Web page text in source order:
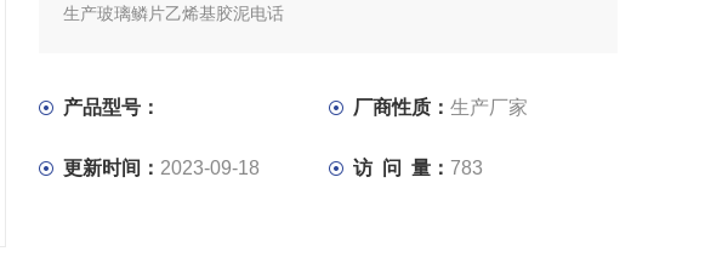
生产玻璃鳞片乙烯基胶泥电话
产品型号： 厂商性质： 生产厂家
更新时间： 2023-09-18 访 问 量： 783